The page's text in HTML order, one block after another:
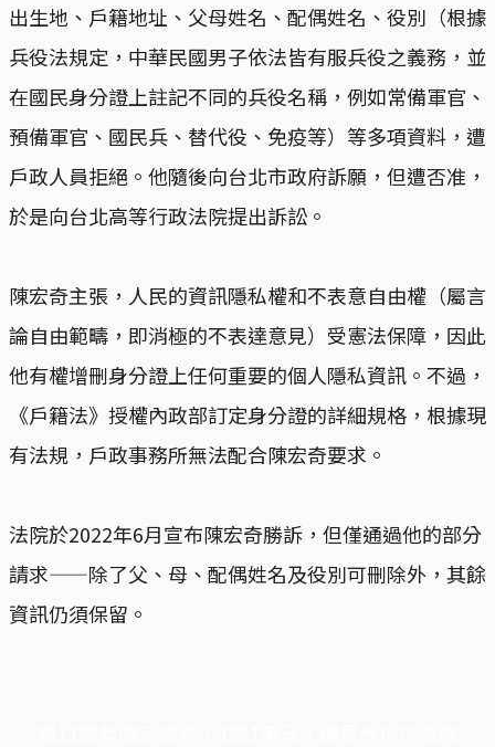
出生地、戶籍地址、父母姓名、配偶姓名、役別（根據
兵役法規定，中華民國男子依法皆有服兵役之義務，並
在國民身分證上註記不同的兵役名稱，例如常備軍官、
預備軍官、國民兵、替代役、免疫等）等多項資料，遭
戶政人員拒絕。他隨後向台北市政府訴願，但遭否准，
於是向台北高等行政法院提出訴訟。
陳宏奇主張，人民的資訊隱私權和不表意自由權（屬言
論自由範疇，即消極的不表達意見）受憲法保障，因此
他有權增刪身分證上任何重要的個人隱私資訊。不過，
《戶籍法》授權內政部訂定身分證的詳細規格，根據現
有法規，戶政事務所無法配合陳宏奇要求。
法院於2022年6月宣布陳宏奇勝訴，但僅通過他的部分
請求——除了父、母、配偶姓名及役別可刪除外，其餘
資訊仍須保留。